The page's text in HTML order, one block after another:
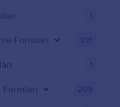
1
Formları 215
1
209